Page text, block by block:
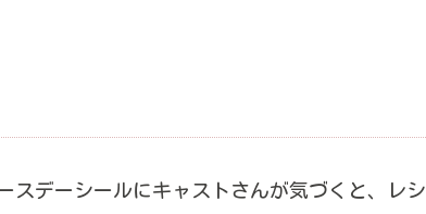
スデーシールにキャストさんが気づくと、レシ